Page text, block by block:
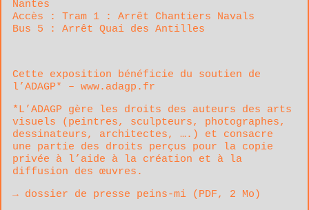
Nantes
Accès : Tram 1 : Arrêt Chantiers Navals
Bus 5 : Arrêt Quai des Antilles
Cette exposition bénéficie du soutien de
l’ADAGP* – www.adagp.fr
*L’ADAGP gère les droits des auteurs des arts
visuels (peintres, sculpteurs, photographes,
dessinateurs, architectes, ….) et consacre
une partie des droits perçus pour la copie
privée à l’aide à la création et à la
diffusion des œuvres.
dossier de presse peins-mi ( PDF, 2 Mo)